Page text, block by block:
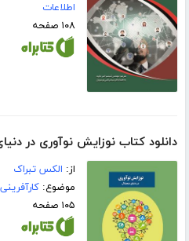
اطلاعات
۱۰۸ صفحه
دانلود کتاب نوزایش نوآوری در
از: الکس تبراک
موضوع:کارآفرینی
۱۰۵ صفحه